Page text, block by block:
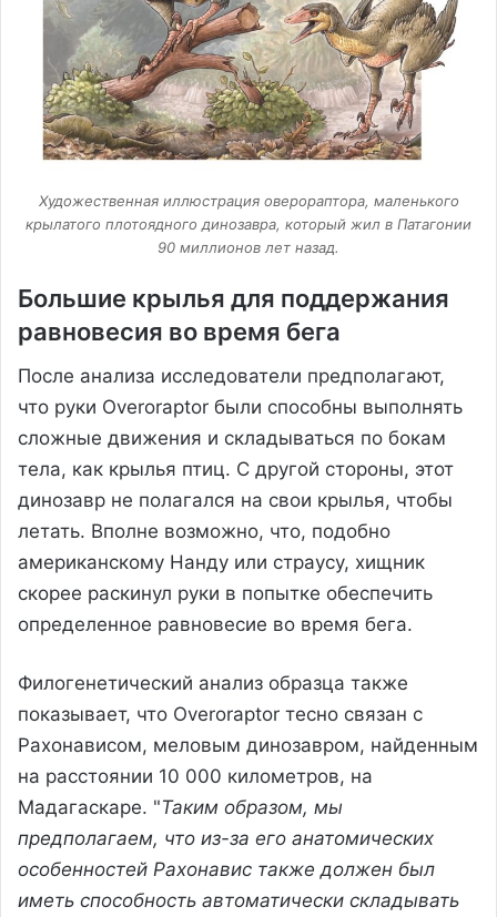
Художественная иллюстрация оверораптора, маленького
крылатого плотоядного динозавра, который жил в Патагонии
90 миллионов лет назад.
Большие крылья для поддержания
равновесия во время бега
После анализа исследователи предполагают,
что руки Overoraptor были способны выполнять
сложные движения и складываться по бокам
тела, как крылья птиц. С другой стороны, этот
динозавр не полагался на свои крылья, чтобы
летать. Вполне возможно, что, подобно
американскому Нанду или страусу, хищник
скорее раскинул руки в попытке обеспечить
определенное равновесие во время бега.
Филогенетический анализ образца также
показывает, что Overoraptor тесно связан с
Рахонависом, меловым динозавром, найденным
на расстоянии 10 000 километров, на
Мадагаскаре. "Таким образом, мы
предполагаем, что из-за его анатомических
особенностей Рахонавис также должен был
иметь способность автоматически складывать